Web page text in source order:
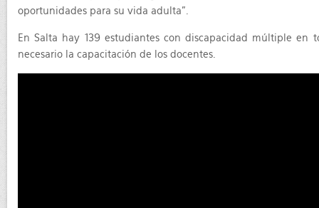
oportunidades para su vida adulta”.
En Salta hay 139 estudiantes con discapacidad múltiple
necesario la capacitación de los docentes.